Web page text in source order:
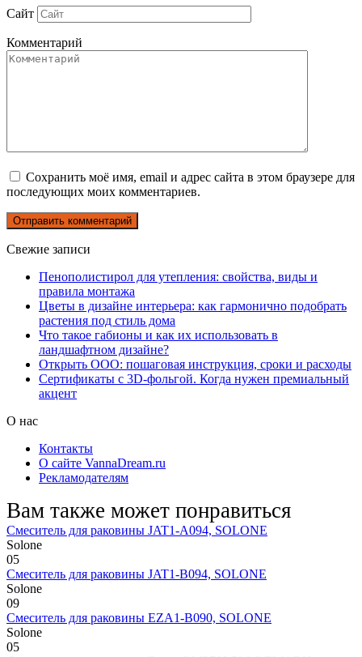
Сайт
Комментарий
Сохранить моё имя, email и адрес сайта в этом браузере для
последующих моих комментариев.
Свежие записи
Пенополистирол для утепления: свойства, виды и
правила монтажа
Цветы в дизайне интерьера: как гармонично подобрать
растения под стиль дома
Что такое габионы и как их использовать в
ландшафтном дизайне?
Открыть ООО: пошаговая инструкция, сроки и расходы
Сертификаты с 3D-фольгой. Когда нужен премиальный
акцент
О нас
Контакты
О сайте VannaDream.ru
Рекламодателям
Вам также может понравиться
Смеситель для раковины JAT1-A094, SOLONE
Solone
05
Смеситель для раковины JAT1-B094, SOLONE
Solone
09
Смеситель для раковины EZA1-B090, SOLONE
Solone
05